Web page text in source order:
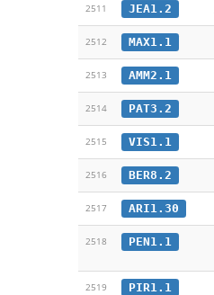
2511 JEA1.2
2512 MAX1.1
2513 AMM2.1
2514 PAT3.2
2515 VIS1.1
2516 BER8.2
2517 ARI1.30
2518 PEN1.1
2519 PIR1.1